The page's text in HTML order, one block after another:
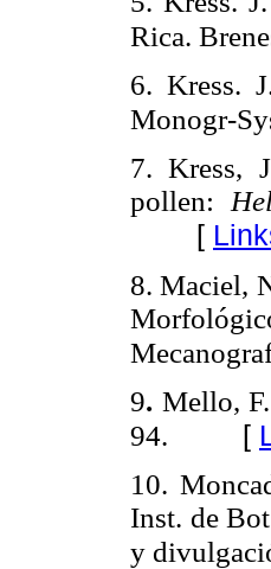
Rica.
6. Kress.
Monogr-
7. Kress,
pollen:
[
8. Maciel,
9. Mello,
94. [
10.
Inst. de
y